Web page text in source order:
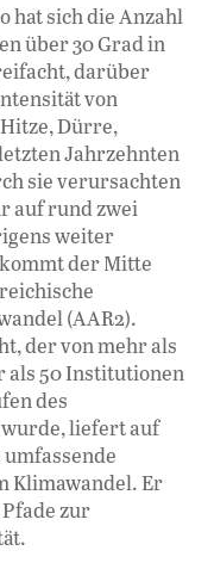
hat sich die Anzahl
über 30 Grad in
darüber
von
Dürre,
Jahrzehnten
sie verursachten
auf rund zwei
weiter
der Mitte
(AAR2).
der von mehr als
als 50 Institutionen
des
liefert auf
Klimawandel. Er
zur